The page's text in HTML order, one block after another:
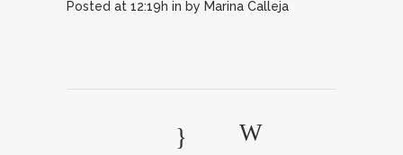
Posted at 12:19h in by Marina Calleja